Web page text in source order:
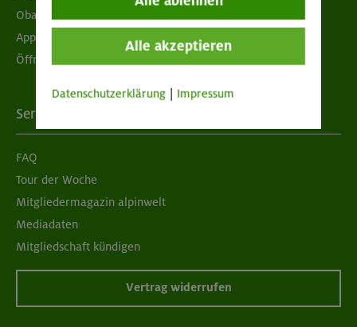
Obacht geben!
App "Mein DAV+"
Öffnungszeiten
Services
FAQ
Tour der Woche
Mitgliedermagazin alpinwelt
Mediadaten
Mitgliedschaft kündigen
Vertrag widerrufen
Alle akzeptieren
Datenschutzerklärung Impressum